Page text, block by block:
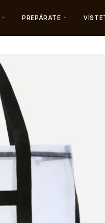
PREPÁRATE